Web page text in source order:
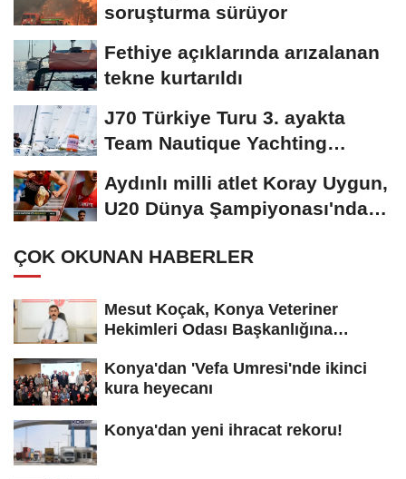
soruşturma sürüyor
Fethiye açıklarında arızalanan
tekne kurtarıldı
J70 Türkiye Turu 3. ayakta
Team Nautique Yachting
Aydınlı milli atlet Koray Uygun,
U20 Dünya Şampiyonası'nda
ÇOK OKUNAN HABERLER
Mesut Koçak, Konya Veteriner
Hekimleri Odası Başkanlığına
Konya'dan 'Vefa Umresi'nde ikinci
kura heyecanı
Konya'dan yeni ihracat rekoru!